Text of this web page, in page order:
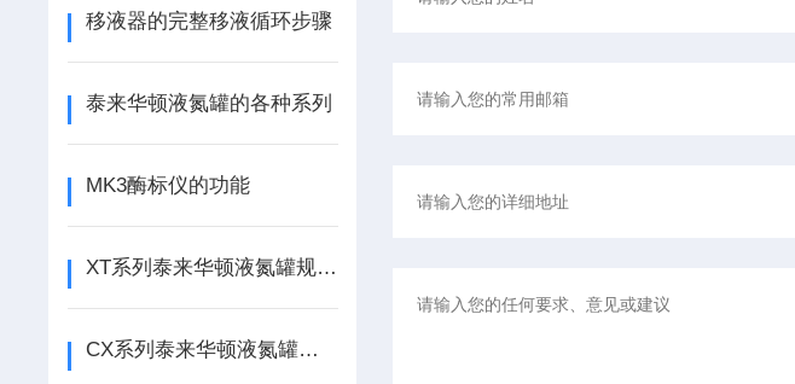
移液器的完整移液循环步骤
泰来华顿液氮罐的各种系列
MK3酶标仪的功能
XT系列泰来华顿液氮罐规格及贮存量介绍
CX系列泰来华顿液氮罐的特点